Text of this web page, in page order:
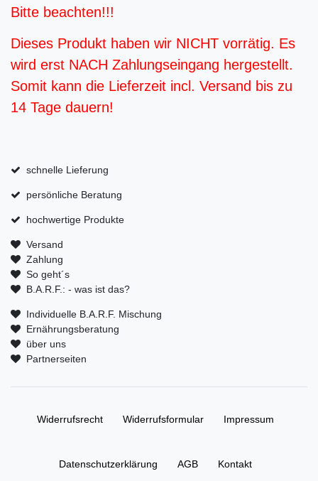
Bitte beachten!!!
Dieses Produkt haben wir NICHT vorrätig. Es
wird erst NACH Zahlungseingang hergestellt.
Somit kann die Lieferzeit incl. Versand bis zu
14 Tage dauern!
schnelle Lieferung
persönliche Beratung
hochwertige Produkte
Versand
Zahlung
So geht´s
B.A.R.F.: - was ist das?
Individuelle B.A.R.F. Mischung
Ernährungsberatung
über uns
Partnerseiten
Widerrufs­recht Widerrufs­formular Impressum
Daten­schutz­erklärung AGB Kontakt